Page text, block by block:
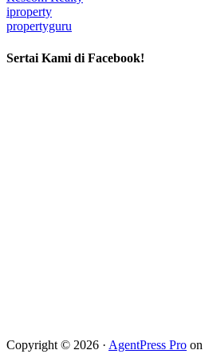
iproperty
propertyguru
Sertai Kami di Facebook!
Copyright © 2026 · AgentPress Pro on